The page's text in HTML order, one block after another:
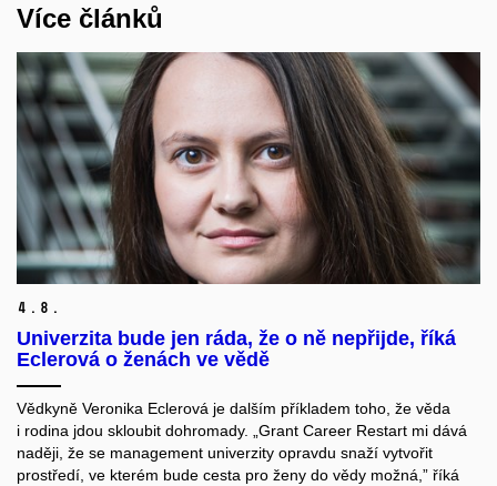
Více článků
4. 8.
Univerzita bude jen ráda, že o ně nepřijde, říká
Eclerová o ženách ve vědě
Vědkyně Veronika Eclerová je dalším příkladem toho, že věda
i rodina jdou skloubit dohromady. „Grant Career Restart mi dává
naději, že se management univerzity opravdu snaží vytvořit
prostředí, ve kterém bude cesta pro ženy do vědy možná,” říká